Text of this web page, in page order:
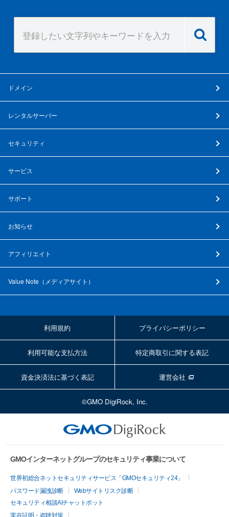
ドメイン
レンタルサーバー
セキュリティ
サービス
サポート
お知らせ
アフィリエイト
Value Note（ メディアサイト ）
利用規約 プライバシーポリシー
利用可能な支払方法 特定商取引に関する表記
資金決済法に基づく表記 運営会社
©GMO DigiRock, Inc.
GMOインターネットグループのセキュリティ事業について
世界初総合ネットセキュリティサービス「GMOセキュリティ24」
パスワード漏洩診断
Webサイトリスク診断
セキュリティ相談AIチャットボット
実在証明・盗聴対策